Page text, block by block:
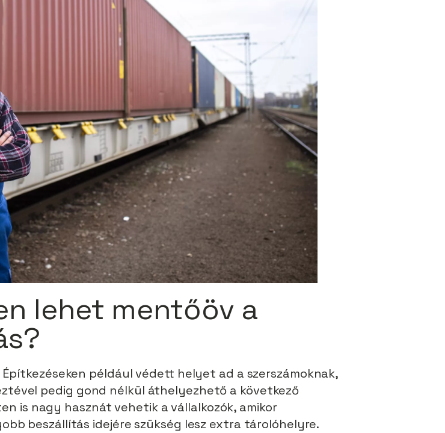
lehet mentőöv a
például védett helyet ad a szerszámoknak,
pedig gond nélkül áthelyezhető a következő
is nagy hasznát vehetik a vállalkozók, amikor
beszállítás idejére szükség lesz extra tárolóhelyre.